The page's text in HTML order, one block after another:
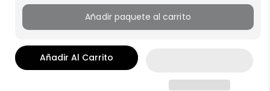
Añadir paquete al carrito
Añadir Al Carrito